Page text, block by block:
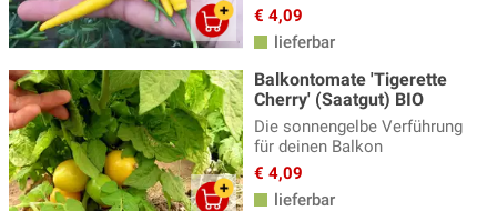
€ 4,09
lieferbar
Balkontomate 'Tigerette
Cherry' (Saatgut) BIO
Die sonnengelbe Verführung
für deinen Balkon
€ 4,09
lieferbar